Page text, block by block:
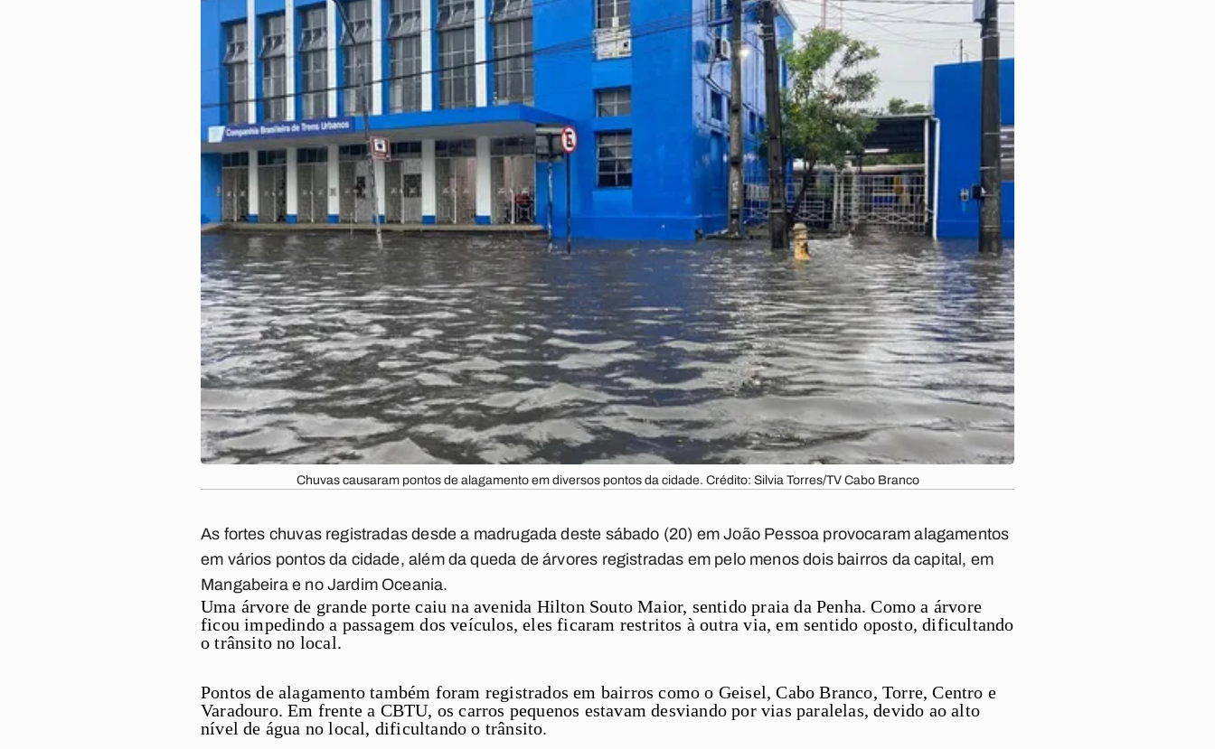
Chuvas causaram pontos de alagamento em diversos pontos da cidade. Crédito: Silvia Torres/TV Cabo Branco
As fortes chuvas registradas desde a madrugada deste sábado (20) emJoão Pessoa provocaram alagamentos
em vários pontos da cidade, além da queda de árvores registradas em pelo menos dois bairros da capital, em
Mangabeira e no Jardim Oceania.
Uma árvore de grande porte caiu na avenida Hilton Souto Maior, sentido praia da Penha. Como a árvore
ficou impedindo a passagem dos veículos, eles ficaram restritos à outra via, em sentido oposto, dificultando
o trânsito no local.
Pontos de alagamento também foram registrados em bairros como o Geisel, Cabo Branco, Torre, Centro e
Varadouro. Em frente a CBTU, os carros pequenos estavam desviando por vias paralelas, devido ao alto
nível de água no local, dificultando o trânsito.